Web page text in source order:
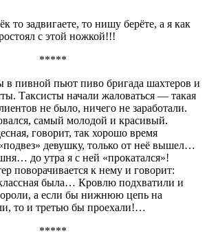
то задвигаете, то нишу берёте, а я как
с этой ножкой!!!
*****
в пивной пьют пиво бригада шахтеров и
Таксисты начали жаловаться — такая
не было, ничего не заработали.
самый молодой и красивый.
говорит, так хорошо время
девушку, только от неё вышел…
до утра я с ней «прокатался»!
поворачивается к нему и говорит:
была… Кровлю подхватили и
а если бы нижнюю цепь на
то и третью бы проехали!…
*****